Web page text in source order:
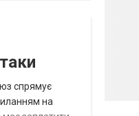
спрямує
на